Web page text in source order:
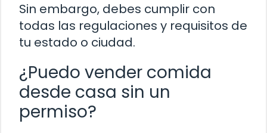
Sin embargo, debes cumplir con
todas las regulaciones y requisitos de
tu estado o ciudad.
¿Puedo vender comida
desde casa sin un
permiso?